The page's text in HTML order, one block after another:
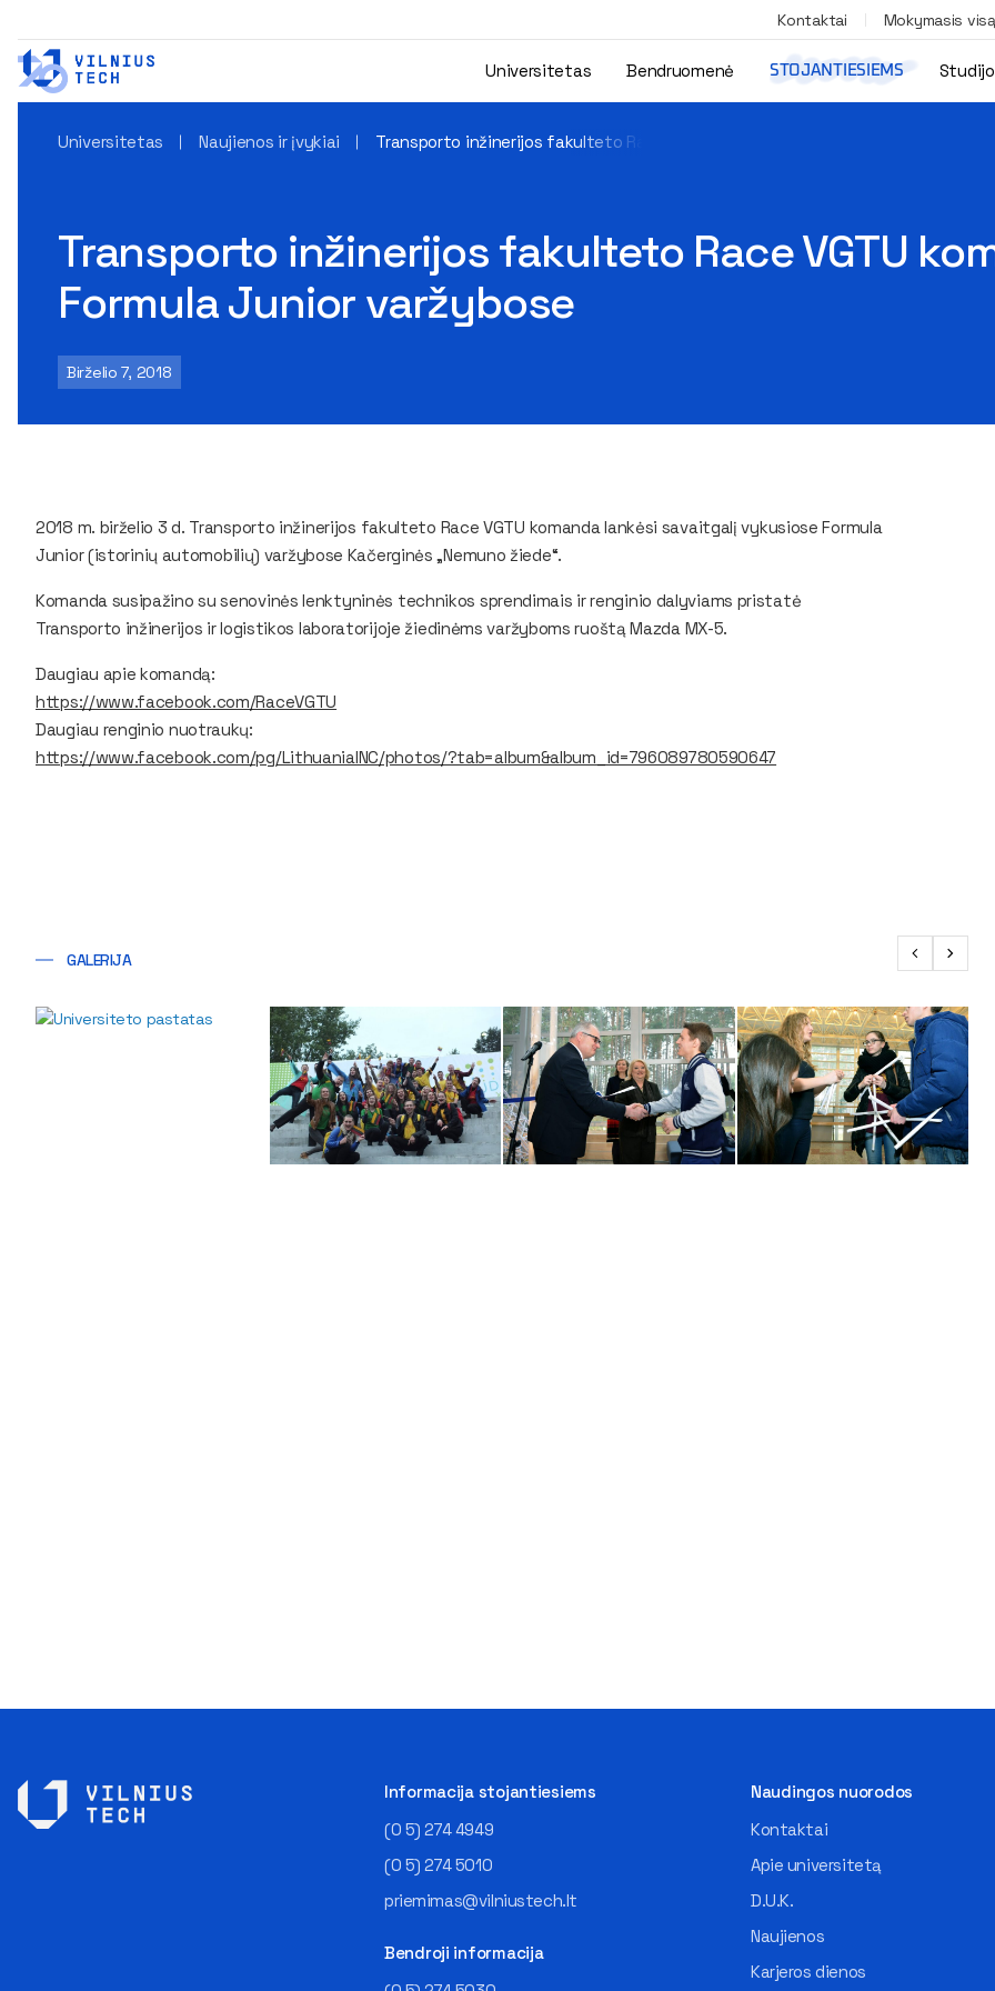
Kontaktai Mokymasis
Universitetas Bendruomenė STOJANTIESIEMS
Universitetas Naujienos ir įvykiai Transporto inžinerijos fakulteto Race VGTU komanda dalyvavo Formula Junior
Transporto inžinerijos fakulteto Race VGTU
Formula Junior varžybose
Birželio 7, 2018
2018 m. birželio 3 d. Transporto inžinerijos fakulteto Race VGTU komanda lankėsi savaitgalį vykusioseFormula
Junior(istorinių automobilių) varžybose Kačerginės „Nemuno žiede“.
Komanda susipažino su senovinės lenktyninės technikos sprendimais ir renginio dalyviams pristatė
Transporto inžinerijos ir logistikos laboratorijoje žiedinėms varžyboms ruoštą Mazda MX-5.
Daugiau apie komandą:
https://www.facebook.com/RaceVGTU
Daugiau renginio nuotraukų:
https://www.facebook.com/pg/LithuaniaINC/photos/?tab=album&album_id=796089780590647
GALERIJA
Informacija stojantiesiems
(0 5) 274 4949
(0 5) 274 5010
priemimas@vilniustech.lt
Bendroji informacija
Naudingos nuorodos
Kontaktai
Apie universitetą
D.U.K.
Naujienos
Karjeros dienos